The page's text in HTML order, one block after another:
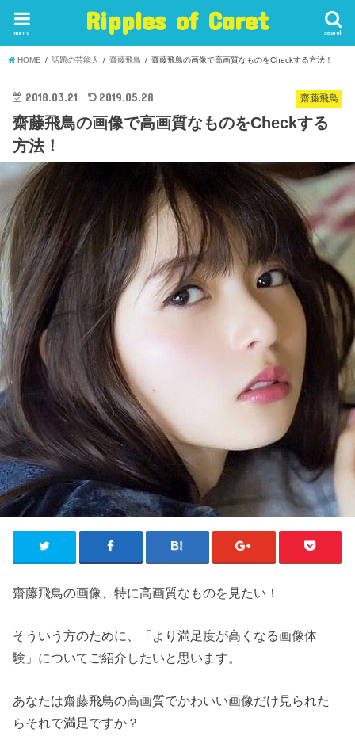
Ripples of Caret search
menu
HOME 話題の芸能人 齋藤飛鳥 齋藤飛鳥の画像で高画質なものをCheckする方法！
齋藤飛鳥
2018.03.21 2019.05.28
齋藤飛鳥の画像で高画質なものをCheckする
方法！
齋藤飛鳥の画像、特に高画質なものを見たい！
そういう方のために、「より満足度が高くなる画像体
験」についてご紹介したいと思います。
あなたは齋藤飛鳥の高画質でかわいい画像だけ見られた
らそれで満足ですか？